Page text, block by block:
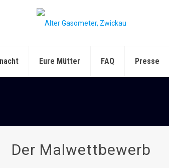
Eure Mütter FAQ Presse
Der Malwettbewerb